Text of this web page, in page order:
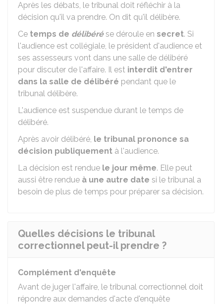
Après les débats, le tribunal doit réfléchir à la
décision qu'il va prendre. On dit qu'il délibère.
Ce temps de délibérése déroule en secret. Si
l'audience est collégiale, le président d'audience et
ses assesseurs vont dans une salle de délibéré
pour discuter de l'affaire. Il est interdit d'entrer
dans la salle de délibéré pendant que le
tribunal délibère.
L'audience est suspendue durant le temps de
délibéré.
Après avoir délibéré, le tribunal prononce sa
décision publiquement à l'audience.
La décision est rendue le jour même. Elle peut
aussi être rendue à une autre date si le tribunal a
besoin de plus de temps pour préparer sa décision.
Quelles décisions le tribunal
correctionnel peut-il prendre ?
Complément d'enquête
Avant de juger l'affaire, le tribunal correctionnel doit
répondre aux demandes d'acte d'enquête